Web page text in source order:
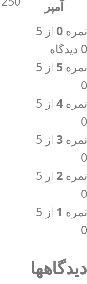
آمپر
نمره 0 از 5
0 دیدگاه
نمره 5 از 5
0
نمره 4 از 5
0
نمره 3 از 5
0
نمره 2 از 5
0
نمره 1 از 5
0
دیدگاهها